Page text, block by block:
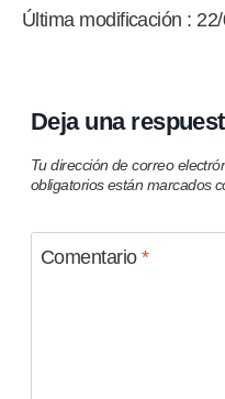
Última modificación :
Deja una
Tu dirección de correo
obligatorios están marcados
Comentario*